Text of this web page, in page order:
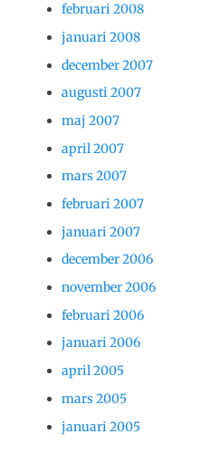
februari 2008
januari 2008
december 2007
augusti 2007
maj 2007
april 2007
mars 2007
februari 2007
januari 2007
december 2006
november 2006
februari 2006
januari 2006
april 2005
mars 2005
januari 2005